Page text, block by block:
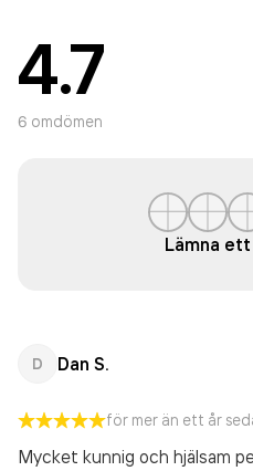
4.7
6 omdömen
Lämna
D Dan S.
för mer än ett år
Mycket kunnig och hjälsam